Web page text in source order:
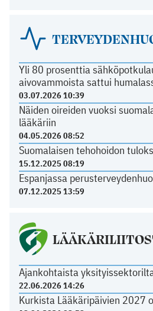
Yli 80 prosenttia
aivovammoista sattui
03.07.2026 10:39
Näiden oireiden vuoksi
lääkäriin
04.05.2026 08:52
Suomalaisen tehohoidon
15.12.2025 08:19
Espanjassa
07.12.2025 13:59
Ajankohtaista
22.06.2026 14:26
Kurkista Lääkäripäivien 2027